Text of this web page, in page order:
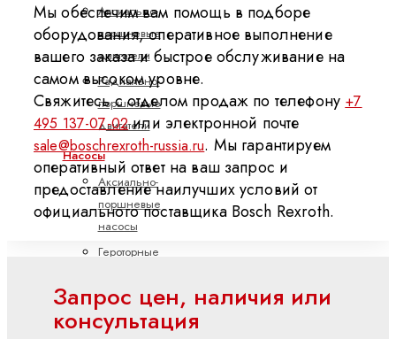
Аксиально-
поршневые
двигатели
Радиально-
поршневые
двигатели
Насосы
Аксиально-
поршневые
насосы
Героторные
Лопастные
насосы
Мы обеспечим вам помощь в подборе
оборудования, оперативное выполнение
вашего заказа и быстрое обслуживание на
самом высоком уровне.
Свяжитесьс отделом продаж по телефону +7
495 137-07-02или электронной почте
sale@boschrexroth-russia.ru. Мы гарантируем
оперативный ответ на ваш запрос и
предоставление наилучших условий от
официального поставщика Bosch Rexroth.
Запрос цен, наличия или
консультация